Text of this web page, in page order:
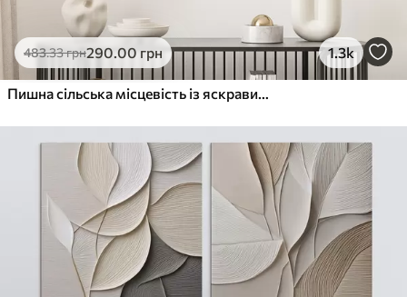
483.33грн290.00 грн 1.3k
Пишна сільська місцевість із яскравим лугом диких квітів, наповненим різнокольоровими квітами під хмарним небом